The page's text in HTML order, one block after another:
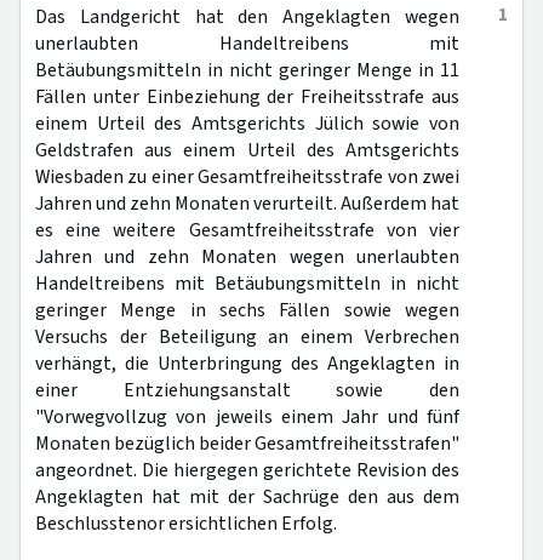
1
Das Landgericht hat den Angeklagten wegen
unerlaubten Handeltreibens mit
Betäubungsmitteln in nicht geringer Menge in 11
Fällen unter Einbeziehung der Freiheitsstrafe aus
einem Urteil des Amtsgerichts Jülich sowie von
Geldstrafen aus einem Urteil des Amtsgerichts
Wiesbaden zu einer Gesamtfreiheitsstrafe von zwei
Jahren und zehn Monaten verurteilt. Außerdem hat
es eine weitere Gesamtfreiheitsstrafe von vier
Jahren und zehn Monaten wegen unerlaubten
Handeltreibens mit Betäubungsmitteln in nicht
geringer Menge in sechs Fällen sowie wegen
Versuchs der Beteiligung an einem Verbrechen
verhängt, die Unterbringung des Angeklagten in
einer Entziehungsanstalt sowie den
"Vorwegvollzug von jeweils einem Jahr und fünf
Monaten bezüglich beider Gesamtfreiheitsstrafen"
angeordnet. Die hiergegen gerichtete Revision des
Angeklagten hat mit der Sachrüge den aus dem
Beschlusstenor ersichtlichen Erfolg.